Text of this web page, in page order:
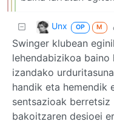
Unx OP M
Swinger klubean
lehendabizikoa baino
izandako
handik eta hemendik
sentsazioak
bakoitzaren desioei